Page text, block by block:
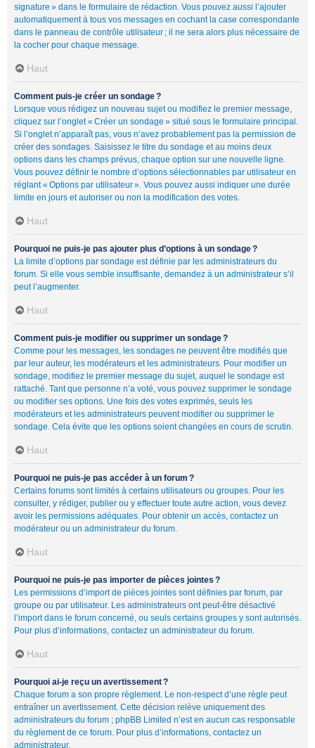
signature » dans le formulaire de rédaction. Vous pouvez aussi l’ajouter
automatiquement à tous vos messages en cochant la case correspondante
dans le panneau de contrôle utilisateur ; il ne sera alors plus nécessaire de
la cocher pour chaque message.
Haut
Comment puis-je créer un sondage ?
Lorsque vous rédigez un nouveau sujet ou modifiez le premier message,
cliquez sur l’onglet « Créer un sondage » situé sous le formulaire principal.
Si l’onglet n’apparaît pas, vous n’avez probablement pas la permission de
créer des sondages. Saisissez le titre du sondage et au moins deux
options dans les champs prévus, chaque option sur une nouvelle ligne.
Vous pouvez définir le nombre d’options sélectionnables par utilisateur en
réglant « Options par utilisateur ». Vous pouvez aussi indiquer une durée
limite en jours et autoriser ou non la modification des votes.
Haut
Pourquoi ne puis-je pas ajouter plus d’options à un sondage ?
La limite d’options par sondage est définie par les administrateurs du
forum. Si elle vous semble insuffisante, demandez à un administrateur s’il
peut l’augmenter.
Haut
Comment puis-je modifier ou supprimer un sondage ?
Comme pour les messages, les sondages ne peuvent être modifiés que
par leur auteur, les modérateurs et les administrateurs. Pour modifier un
sondage, modifiez le premier message du sujet, auquel le sondage est
rattaché. Tant que personne n’a voté, vous pouvez supprimer le sondage
ou modifier ses options. Une fois des votes exprimés, seuls les
modérateurs et les administrateurs peuvent modifier ou supprimer le
sondage. Cela évite que les options soient changées en cours de scrutin.
Haut
Pourquoi ne puis-je pas accéder à un forum ?
Certains forums sont limités à certains utilisateurs ou groupes. Pour les
consulter, y rédiger, publier ou y effectuer toute autre action, vous devez
avoir les permissions adéquates. Pour obtenir un accès, contactez un
modérateur ou un administrateur du forum.
Haut
Pourquoi ne puis-je pas importer de pièces jointes ?
Les permissions d’import de pièces jointes sont définies par forum, par
groupe ou par utilisateur. Les administrateurs ont peut-être désactivé
l’import dans le forum concerné, ou seuls certains groupes y sont autorisés.
Pour plus d’informations, contactez un administrateur du forum.
Haut
Pourquoi ai-je reçu un avertissement ?
Chaque forum a son propre règlement. Le non-respect d’une règle peut
entraîner un avertissement. Cette décision relève uniquement des
administrateurs du forum ; phpBB Limited n’est en aucun cas responsable
du règlement de ce forum. Pour plus d’informations, contactez un
administrateur.